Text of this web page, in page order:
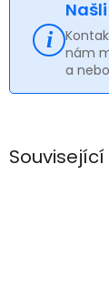
nám
a